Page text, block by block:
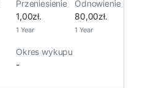
Przeniesienie
1,00zł.
1 Year
Odnowienie
80,00zł.
1 Year
Okres wykupu
-